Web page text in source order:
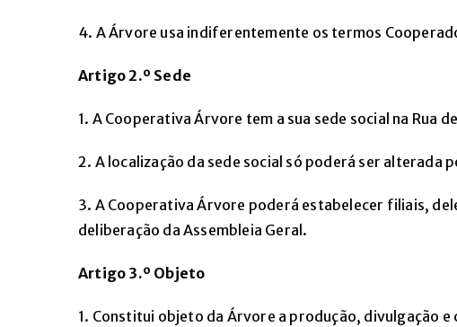
4. A Árvore usa indiferentemente os termos
Artigo 2.º Sede
1. A Cooperativa Árvore tem a sua sede social na Rua
2. A localização da sede social só poderá ser alterada
3. A Cooperativa Árvore poderá estabelecer filiais,
deliberação da Assembleia Geral.
Artigo 3.º Objeto
1. Constitui objeto da Árvore a produção, divulgação